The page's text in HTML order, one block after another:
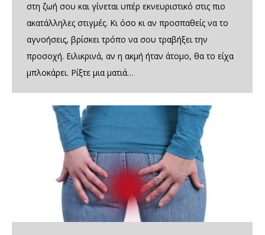
στη ζωή σου και γίνεται υπέρ εκνευριστικό στις πιο
ακατάλληλες στιγμές. Κι όσο κι αν προσπαθείς να το
αγνοήσεις, βρίσκει τρόπο να σου τραβήξει την
προσοχή. Ειλικρινά, αν η ακμή ήταν άτομο, θα το είχα
μπλοκάρει. Ρίξτε μια ματιά…